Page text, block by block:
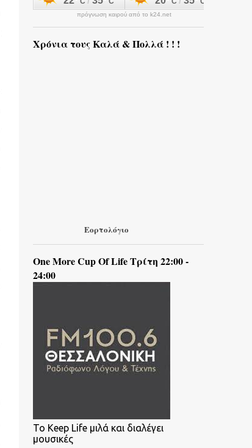
πρόγνωση καιρού από το k24.net
Χρόνια τους Καλά & Πολλά ! ! !
Εορτολόγιο
One More Cup Of Life Τρίτη 22:00 -
24:00
To Keep Life μιλά και διαλέγει
μουσικές